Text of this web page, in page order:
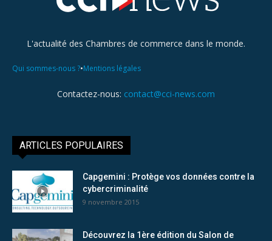
L'actualité des Chambres de commerce dans le monde.
Qui sommes-nous ?•Mentions légales
Contactez-nous: contact@cci-news.com
ARTICLES POPULAIRES
Capgemini : Protège vos données contre la
cybercriminalité
9 novembre 2015
Découvrez la 1ère édition du Salon de